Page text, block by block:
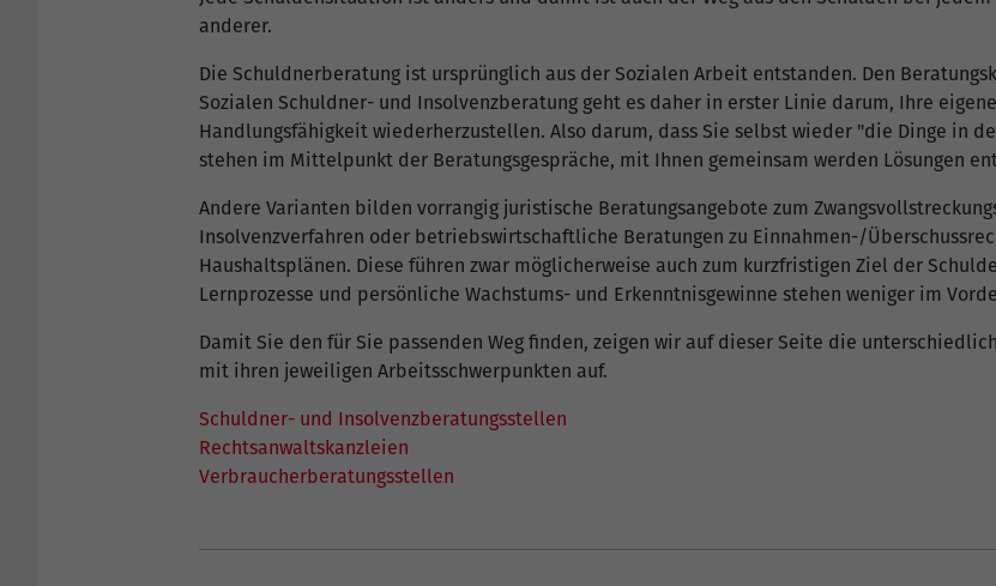
anderer.
Die Schuldnerberatung ist ursprünglich aus der Sozialen Arbeit entstanden. Den
Sozialen Schuldner- und Insolvenzberatung geht es daher in erster Linie darum, Ihre eigene
Handlungsfähigkeit wiederherzustellen. Also darum, dass Sie selbst wieder "die Dinge in
stehen im Mittelpunkt der Beratungsgespräche, mit Ihnen gemeinsam werden Lösungen
Andere Varianten bilden vorrangig juristische Beratungsangebote zum
Insolvenzverfahren oder betriebswirtschaftliche Beratungen zu Einnahmen-/
Haushaltsplänen. Diese führen zwar möglicherweise auch zum kurzfristigen Ziel der
Lernprozesse und persönliche Wachstums- und Erkenntnisgewinne stehen weniger im
Damit Sie den für Sie passenden Weg finden, zeigen wir auf dieser Seite die
mit ihren jeweiligen Arbeitsschwerpunkten auf.
Schuldner- und Insolvenzberatungsstellen
Rechtsanwaltskanzleien
Verbraucherberatungsstellen